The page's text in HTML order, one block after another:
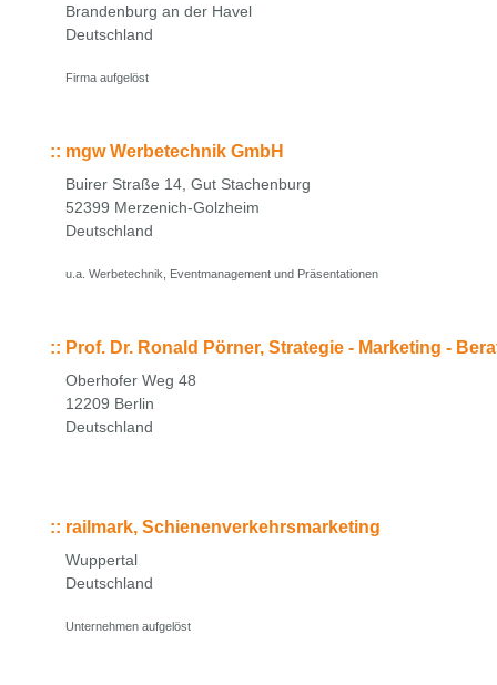
Brandenburg an der Havel
Deutschland
Firma aufgelöst
:: mgw Werbetechnik GmbH
Buirer Straße 14, Gut Stachenburg
52399 Merzenich-Golzheim
Deutschland
u.a. Werbetechnik, Eventmanagement und Präsentationen
:: Prof. Dr. Ronald Pörner, Strategie - Marketing -
Oberhofer Weg 48
12209 Berlin
Deutschland
:: railmark, Schienenverkehrsmarketing
Wuppertal
Deutschland
Unternehmen aufgelöst